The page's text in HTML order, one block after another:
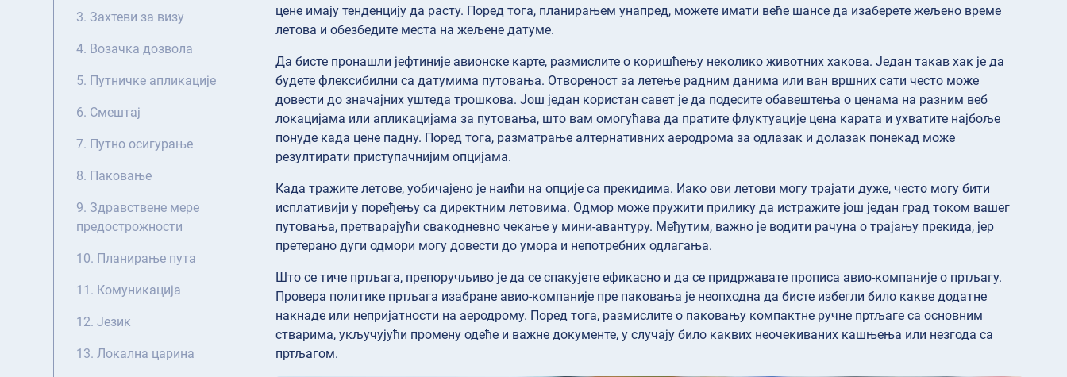
3. Захтеви за визу
4. Возачка дозвола
5. Путничке апликације
6. Смештај
7. Путно осигурање
8. Паковање
9. Здравствене мере
предострожности
10. Планирање пута
11. Комуникација
12. Језик
13. Локална царина
цене имају тенденцију да расту. Поред тога, планирањем унапред, можете имати веће шансе да изаберете жељено време
летова и обезбедите места на жељене датуме.
Да бисте пронашли јефтиније авионске карте, размислите о коришћењу неколико животних хакова. Један такав хак је да
будете флексибилни са датумима путовања. Отвореност за летење радним данима или ван вршних сати често може
довести до значајних уштеда трошкова. Још један користан савет је да подесите обавештења о ценама на разним веб
локацијама или апликацијама за путовања, што вам омогућава да пратите флуктуације цена карата и ухватите најбоље
понуде када цене падну. Поред тога, разматрање алтернативних аеродрома за одлазак и долазак понекад може
резултирати приступачнијим опцијама.
Када тражите летове, уобичајено је наићи на опције са прекидима. Иако ови летови могу трајати дуже, често могу бити
исплативији у поређењу са директним летовима. Одмор може пружити прилику да истражите још један град током вашег
путовања, претварајући свакодневно чекање у мини-авантуру. Међутим, важно је водити рачуна о трајању прекида, јер
претерано дуги одмори могу довести до умора и непотребних одлагања.
Што се тиче пртљага, препоручљиво је да се спакујете ефикасно и да се придржавате прописа авио-компаније о пртљагу.
Провера политике пртљага изабране авио-компаније пре паковања је неопходна да бисте избегли било какве додатне
накнаде или непријатности на аеродрому. Поред тога, размислите о паковању компактне ручне пртљаге са основним
стварима, укључујући промену одеће и важне документе, у случају било каквих неочекиваних кашњења или незгода са
пртљагом.